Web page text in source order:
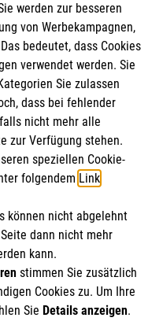
und Caritas eG
2100 18
als eingetragene
der Körperschaft- und
werden zur besseren
von Werbekampagnen,
bedeutet, dass Cookies
verwendet werden. Sie
Sie zulassen
dass bei fehlender
nicht mehr alle
zur Verfügung stehen.
speziellen Cookie-
folgendem Link.
können nicht abgelehnt
dann nicht mehr
kann.
stimmen Sie zusätzlich
Cookies zu. Um Ihre
Sie Details anzeigen.